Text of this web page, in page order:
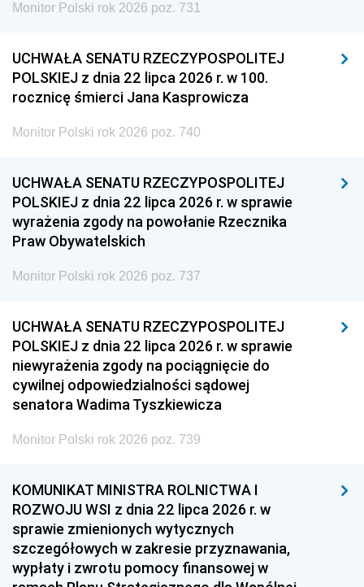
Monitor Polski rok 2026 poz. 731
UCHWAŁA SENATU RZECZYPOSPOLITEJ
POLSKIEJ z dnia 22 lipca 2026 r. w 100.
rocznicę śmierci Jana Kasprowicza
Monitor Polski rok 2026 poz. 740
UCHWAŁA SENATU RZECZYPOSPOLITEJ
POLSKIEJ z dnia 22 lipca 2026 r. w sprawie
wyrażenia zgody na powołanie Rzecznika
Praw Obywatelskich
Monitor Polski rok 2026 poz. 737
UCHWAŁA SENATU RZECZYPOSPOLITEJ
POLSKIEJ z dnia 22 lipca 2026 r. w sprawie
niewyrażenia zgody na pociągnięcie do
cywilnej odpowiedzialności sądowej
senatora Wadima Tyszkiewicza
Monitor Polski rok 2026 poz. 739
KOMUNIKAT MINISTRA ROLNICTWA I
ROZWOJU WSI z dnia 22 lipca 2026 r. w
sprawie zmienionych wytycznych
szczegółowych w zakresie przyznawania,
wypłaty i zwrotu pomocy finansowej w